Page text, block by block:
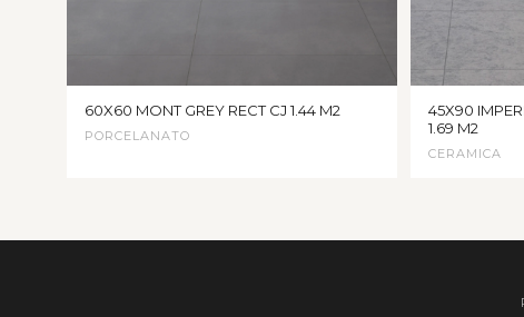
60X60 MONT GREY RECT CJ 1.44 M2
PORCELANATO
45X90
1.69 M2
CERAMICA